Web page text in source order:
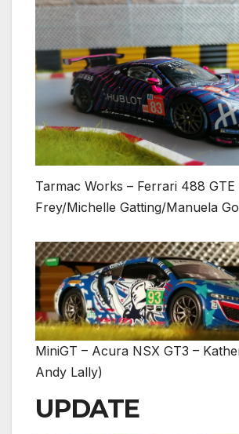
Tarmac Works – Ferrari 488 GTE
Frey/Michelle Gatting/Manuela
MiniGT – Acura NSX GT3 –
Andy Lally)
UPDATE